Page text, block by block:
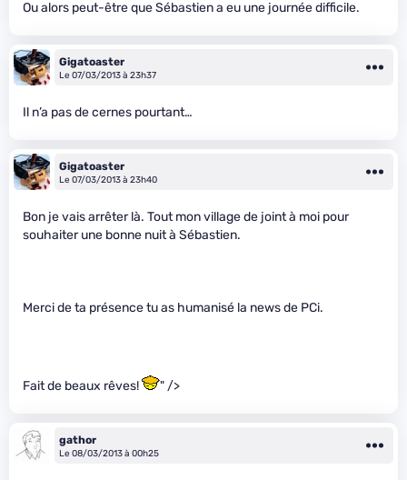
Ou alors peut-être que Sébastien a eu une journée difficile.
Gigatoaster
Le 07/03/2013 à 23h37
Il n’a pas de cernes pourtant…
Gigatoaster
Le 07/03/2013 à 23h40
Bon je vais arrêter là. Tout mon village de joint à moi pour
souhaiter une bonne nuit à Sébastien.
Merci de ta présence tu as humanisé la news de PCi.
Fait de beaux rêves! " />
gathor
Le 08/03/2013 à 00h25